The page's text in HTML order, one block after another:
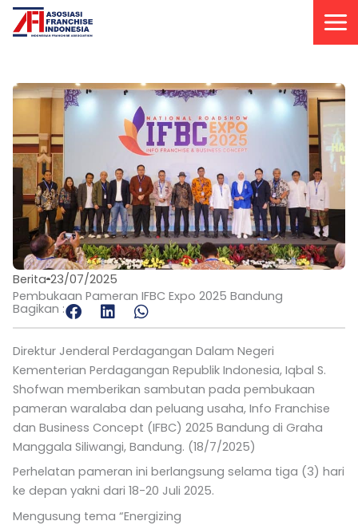
Lewati
Berita 23/07/2025
Pembukaan Pameran IFBC Expo 2025 Bandung
Bagikan :
Direktur Jenderal Perdagangan Dalam Negeri
Kementerian Perdagangan Republik Indonesia, Iqbal S.
Shofwan memberikan sambutan pada pembukaan
pameran waralaba dan peluang usaha, Info Franchise
dan Business Concept (IFBC) 2025 Bandung di Graha
Manggala Siliwangi, Bandung. (18/7/2025)
Perhelatan pameran ini berlangsung selama tiga (3) hari
ke depan yakni dari 18-20 Juli 2025.
Mengusung tema “Energizing